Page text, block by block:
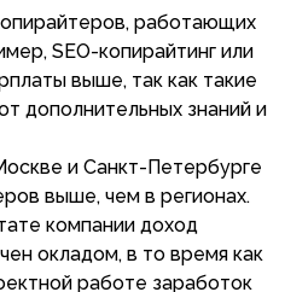
работающих
SEO-копирайтинг или
выше, так как такие
дополнительных знаний и
и Санкт-Петербурге
выше, чем в регионах.
компании доход
окладом, в то время как
работе заработок